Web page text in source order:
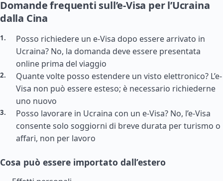
Domande frequenti sull’e-Visa per l’Ucraina
dalla Cina
Posso richiedere un e-Visa dopo essere arrivato in
Ucraina? No, la domanda deve essere presentata
online prima del viaggio
Quante volte posso estendere un visto elettronico? L’e-
Visa non può essere esteso; è necessario richiederne
uno nuovo
Posso lavorare in Ucraina con un e-Visa? No, l’e-Visa
consente solo soggiorni di breve durata per turismo o
affari, non per lavoro
Cosa può essere importato dall’estero